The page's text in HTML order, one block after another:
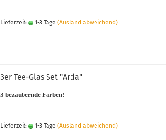
Lieferzeit: 1-3 Tage (Ausland abweichend)
3er Tee-Glas Set "Arda"
3 bezaubernde Farben!
Lieferzeit: 1-3 Tage (Ausland abweichend)